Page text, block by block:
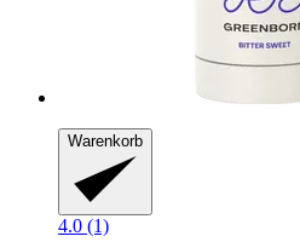
Warenkorb
4.0 (1)